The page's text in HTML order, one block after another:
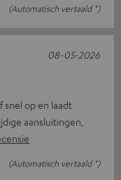
(Automatisch vertaald *)
snel op en laadt
aansluitingen,
(Automatisch vertaald *)
08-05-2026